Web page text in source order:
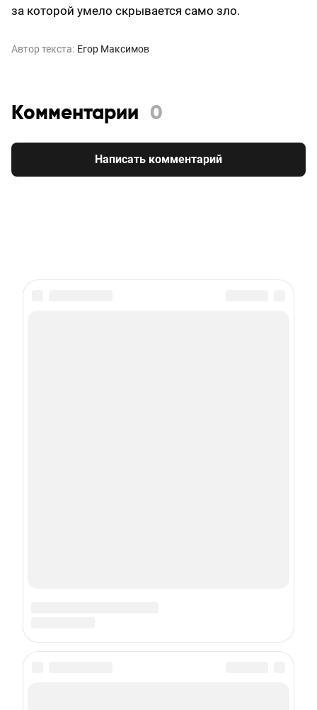
за которой умело скрывается само зло.
Автор текста: Егор Максимов
Комментарии 0
Написать комментарий